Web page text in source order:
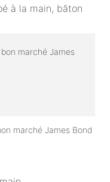
à la main, bâton